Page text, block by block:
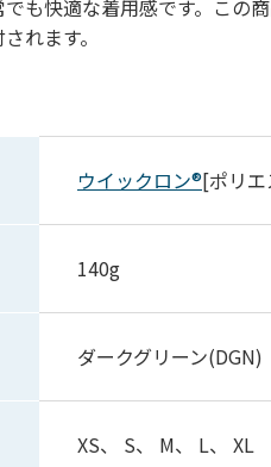
も快適な着用感です。この
れます。
ウイックロン®[ポリ
140g
ダークグリーン(DGN)
XS、 S、 M、 L、 XL